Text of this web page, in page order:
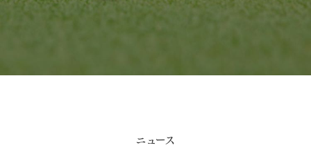
ニュース